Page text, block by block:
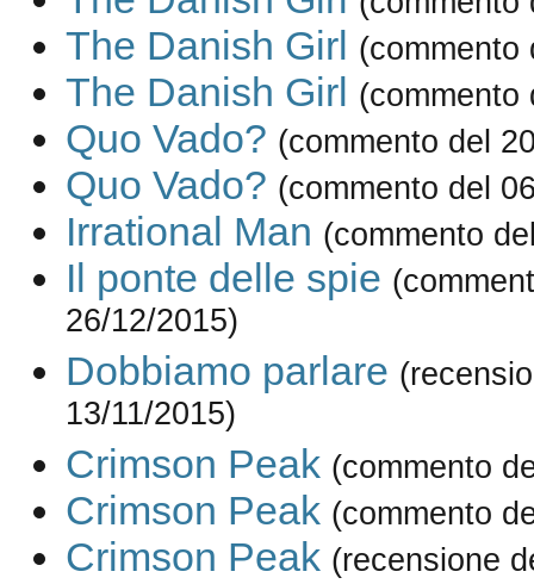
The Danish Girl (commento
The Danish Girl (commento
Quo Vado? (commento del
Quo Vado? (commento del
Irrational Man (commento
Il ponte delle spie
26/12/2015)
Dobbiamo parlare
13/11/2015)
Crimson Peak (commento
Crimson Peak (commento
Crimson Peak (recensione